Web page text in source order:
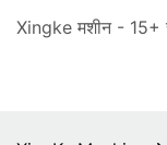
Xingke मशीन - 15+